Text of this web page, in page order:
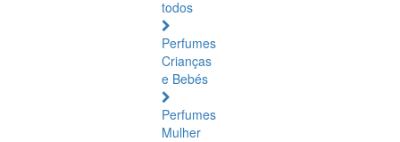
todos
Perfumes
Crianças
e Bebés
Perfumes
Mulher